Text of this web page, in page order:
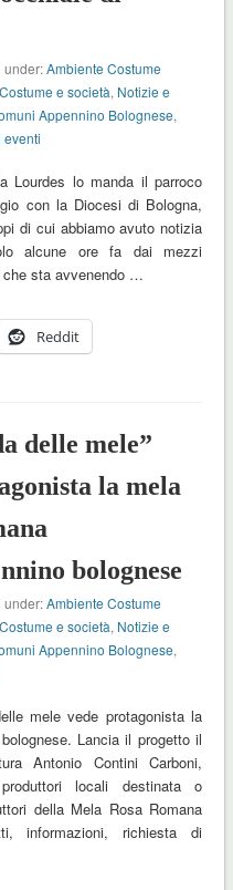
under:Ambiente Costume
Costume e società, Notizie e
Appennino Bolognese,
eventi
Lourdes lo manda il parroco
con la Diocesi di Bologna,
di cui abbiamo avuto notizia
alcune ore fa dai mezzi
sta avvenendo …
Reddit
delle mele”
la mela
bolognese
under:Ambiente Costume
Costume e società, Notizie e
Appennino Bolognese,
mele vede protagonista la
Lancia il progetto il
Antonio Contini Carboni,
locali destinata o
della Mela Rosa Romana
informazioni, richiesta di